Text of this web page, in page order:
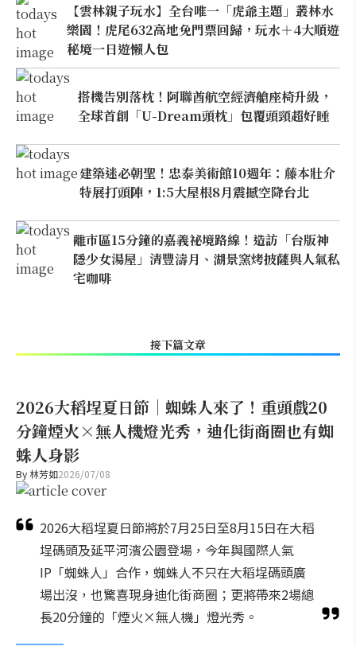
【雲林親子玩水】全台唯一「虎爺主題」叢林水
樂園！虎尾632高地免門票回歸，玩水＋4大順遊
秘境一日遊懶人包
搭機告別落枕！阿聯酋航空經濟艙座椅升級，
全球首創「U-Dream頭枕」包覆頭頸超好睡
建築迷必朝聖！忠泰美術館10週年：藤本壯介
特展打頭陣，1:5大屋根8月震撼空降台北
離市區15分鐘的嘉義祕境路線！造訪「台版神
隱少女湯屋」清豐濤月、湖景窯烤披薩與人氣私
宅咖啡
接下篇文章
2026大稻埕夏日節｜蜘蛛人來了！重頭戲20
分鐘煙火×無人機燈光秀，迪化街商圈也有蜘
蛛人身影
By林芳如2026/07/08
2026大稻埕夏日節將於7月25日至8月15日在大稻
埕碼頭及延平河濱公園登場，今年與國際人氣
IP「蜘蛛人」合作，蜘蛛人不只在大稻埕碼頭廣
場出沒，也驚喜現身迪化街商圈；更將帶來2場總
長20分鐘的「煙火×無人機」燈光秀。